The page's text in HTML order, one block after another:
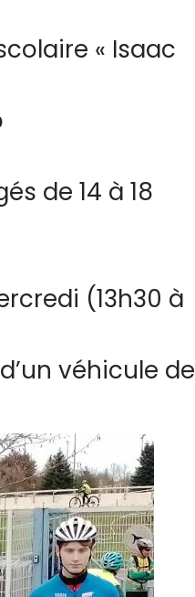
« Isaac
de 14 à 18
(13h30 à
véhicule de